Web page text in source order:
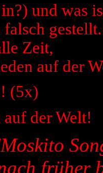
und was
gestellt.
Zeit,
auf der
(5x)
der Welt!
früher